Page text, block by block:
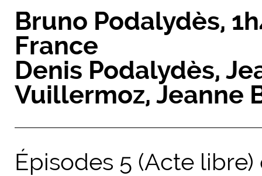
Bruno Podalydès,
France
Denis Podalydès,
Vuillermoz, Jeanne
Épisodes 5 (Acte libre)